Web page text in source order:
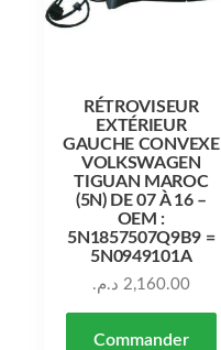
RÉTROVISEUR
EXTÉRIEUR
GAUCHE CONVEXE
VOLKSWAGEN
TIGUAN MAROC
(5N) DE 07 À 16 –
OEM :
5N1857507Q9B9 =
5N0949101A
2,160.00 د.م.
Commander